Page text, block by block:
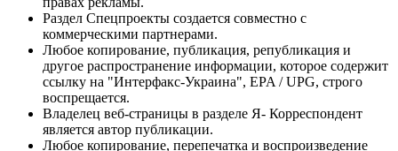
Раздел Спецпроекты создается совместно с
коммерческими партнерами.
Любое копирование, публикация, републикация и
другое распространение информации, которое содержит
ссылку на "Интерфакс-Украина", EPA / UPG, строго
воспрещается.
Владелец веб-страницы в разделе Я- Корреспондент
является автор публикации.
Любое копирование, перепечатка и воспроизведение